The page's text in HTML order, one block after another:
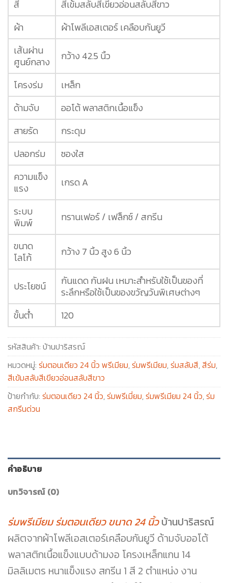
สี
สีเข้มสลับสีเขียวอ่อนสลับสีขาว
ผ้า
ผ้าโพลีเอสเตอร์ เคลือบกันยูวี
เส้นผ่าน
ศูนย์กลาง
กว้าง 42.5 นิ้ว
โครงร่ม
เหล็ก
ด้ามจับ
ออโต้ พลาสติกเนื้อแข็ง
สายรัด
กระดุม
ปลอกร่ม
ซองใส
ความแข็ง
แรง
เกรด A
ระบบ
พิมพ์
ทรานเฟอร์ / เฟล็กซ์ / สกรีน
ขนาด
โลโก้
กว้าง 7 นิ้ว สูง 6 นิ้ว
ประโยชน์
กันแดด กันฝน เหมาะสำหรับใช้เป็นของที่
ระลึกหรือใช้เป็นของขวัญวันพิเศษต่างๆ
ขั้นต่ำ
120
รหัสสินค้า: บ้านปาริสรณ์
หมวดหมู่: ร่มตอนเดียว 24 นิ้ว พรีเมียม,ร่มพรีเมียม,ร่มสลับสี,สีร่ม,
สีเข้มสลับสีเขียวอ่อนสลับสีขาว
ป้ายกำกับ: ร่มตอนเดียว 24 นิ้ว,ร่มพรีเมี่ยม,ร่มพรีเมียม 24 นิ้ว,ร่ม
สกรีนด่วน
คำอธิบาย
บทวิจารณ์ (0)
ร่มพรีเมียม ร่มตอนเดียว ขนาด 24 นิ้วบ้านปาริสรณ์
ผลิตจากผ้าโพลีเอสเตอร์เคลือบกันยูวี ด้ามจับออโต้
พลาสติกเนื้อแข็งแบบด้ามงอ โครงเหล็กแกน 14
มิลลิเมตร หนาแข็งแรง สกรีน 1 สี 2 ตำแหน่ง งาน